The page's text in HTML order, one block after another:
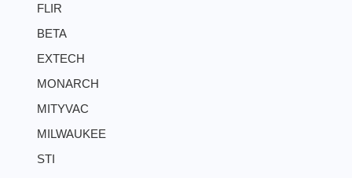
FLIR
BETA
EXTECH
MONARCH
MITYVAC
MILWAUKEE
STI